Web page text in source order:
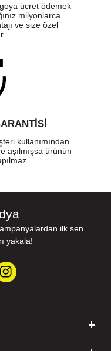
ücret ödemek
milyonlarca
ve size özel
kullanımından
aşılmışsa ürünün
ilk sen
yakala!